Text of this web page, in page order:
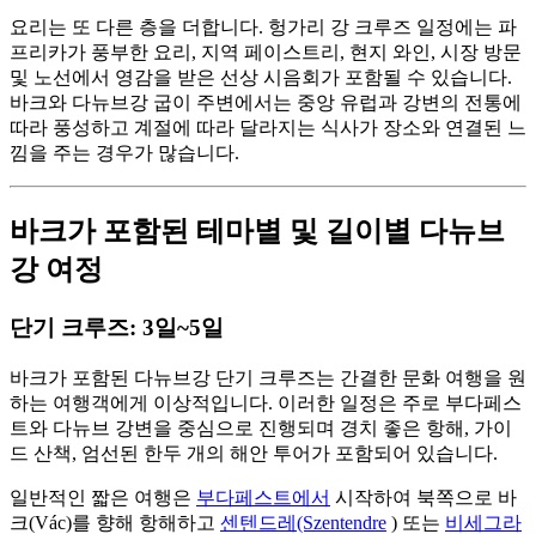
요리는 또 다른 층을 더합니다. 헝가리 강 크루즈 일정에는 파
프리카가 풍부한 요리, 지역 페이스트리, 현지 와인, 시장 방문
및 노선에서 영감을 받은 선상 시음회가 포함될 수 있습니다.
바크와 다뉴브강 굽이 주변에서는 중앙 유럽과 강변의 전통에
따라 풍성하고 계절에 따라 달라지는 식사가 장소와 연결된 느
낌을 주는 경우가 많습니다.
바크가 포함된 테마별 및 길이별 다뉴브
강 여정
단기 크루즈: 3일~5일
바크가 포함된 다뉴브강 단기 크루즈는 간결한 문화 여행을 원
하는 여행객에게 이상적입니다. 이러한 일정은 주로 부다페스
트와 다뉴브 강변을 중심으로 진행되며 경치 좋은 항해, 가이
드 산책, 엄선된 한두 개의 해안 투어가 포함되어 있습니다.
일반적인 짧은 여행은 부다페스트에서 시작하여 북쪽으로 바
크(Vác)를 향해 항해하고 센텐드레(Szentendre ) 또는 비세그라